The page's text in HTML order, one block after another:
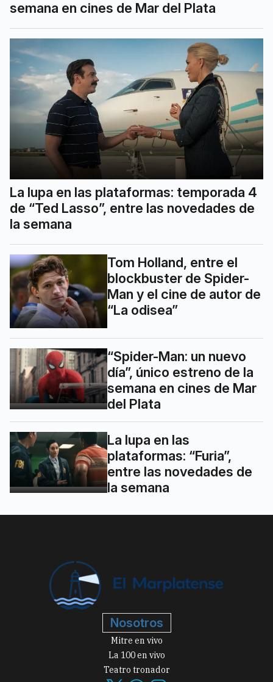
semana en cines de Mar del Plata
La lupa en las plataformas: temporada 4
de “Ted Lasso”, entre las novedades de
la semana
Tom Holland, entre el
blockbuster de Spider-
Man y el cine de autor de
“La odisea”
“Spider-Man: un nuevo
día”, único estreno de la
semana en cines de Mar
del Plata
La lupa en las
plataformas: “Furia”,
entre las novedades de
la semana
Nosotros
Mitre en vivo
La 100 en vivo
Teatro tronador